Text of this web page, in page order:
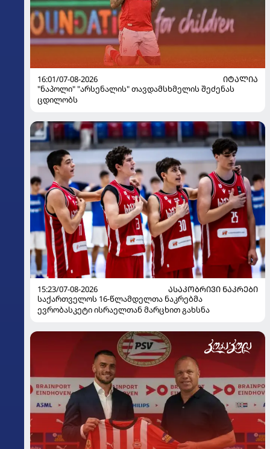
16:01/07-08-2026
ᲘᲢᲐᲚᲘᲐ
"ნაპოლი" "არსენალის" თავდამსხმელის შეძენას
ცდილობს
15:23/07-08-2026
ᲐᲡᲐᲙᲝᲑᲠᲘᲕᲘ ᲜᲐᲙᲠᲔᲑᲘ
საქართველოს 16-წლამდელთა ნაკრებმა
ევრობასკეტი ისრაელთან მარცხით გახსნა